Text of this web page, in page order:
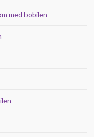
med bobilen